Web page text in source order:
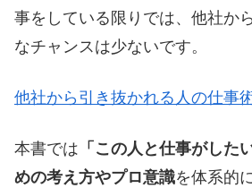
事をしている限りでは、他社か
なチャンスは少ないです。
他社から引き抜かれる人の仕事
本書では 「この人と仕事がした
めの考え方やプロ意識を体系的